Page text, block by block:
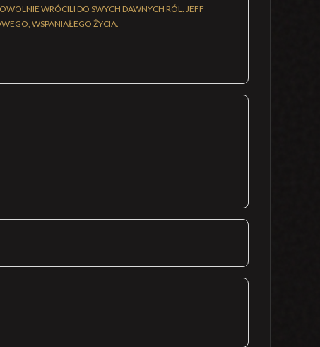
WRÓCILI DO SWYCH DAWNYCH RÓL. JEFF
WSPANIAŁEGO ŻYCIA.